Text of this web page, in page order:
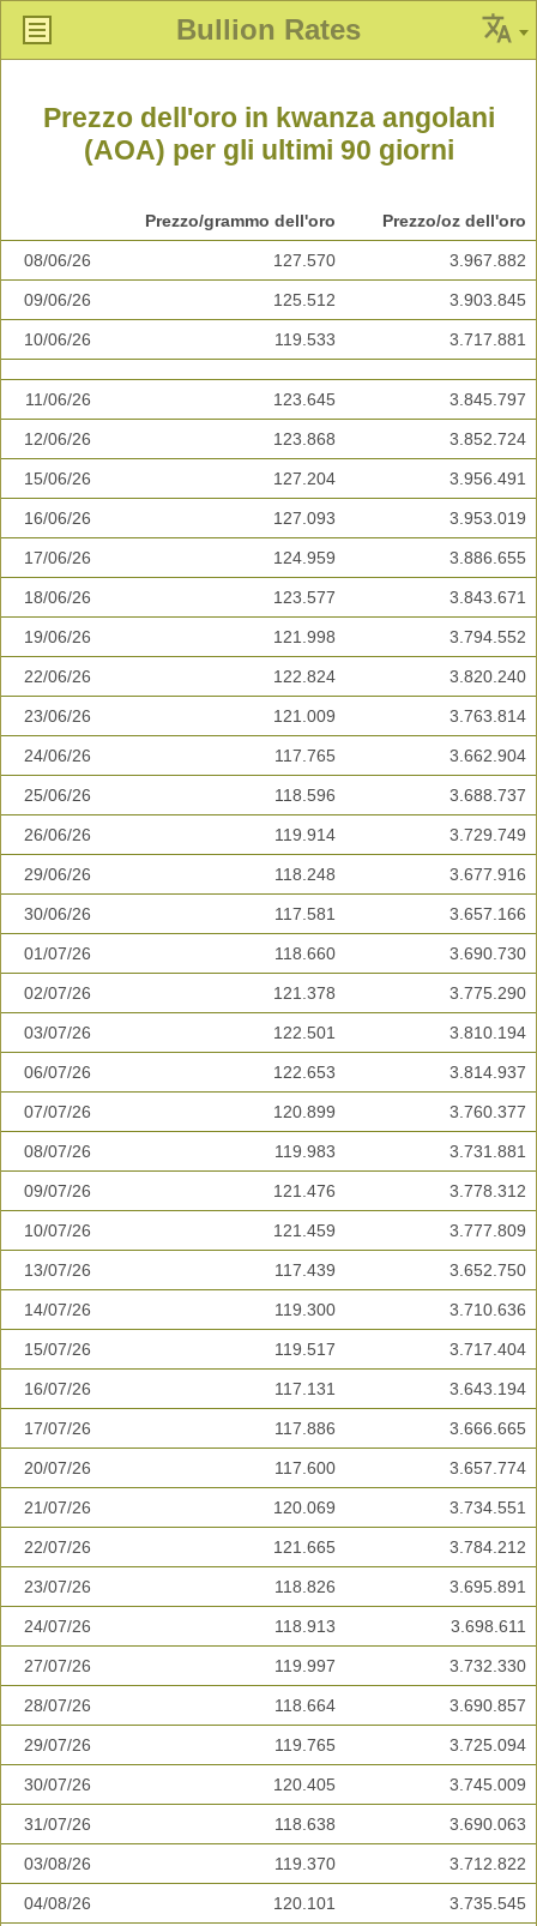
Bullion Rates
Prezzo dell'oro in kwanza angolani
(AOA) per gli ultimi 90 giorni
Prezzo/grammo dell'oro Prezzo/oz dell'oro
08/06/26 127.570 3.967.882
09/06/26 125.512 3.903.845
10/06/26 119.533 3.717.881
11/06/26 123.645 3.845.797
12/06/26 123.868 3.852.724
15/06/26 127.204 3.956.491
16/06/26 127.093 3.953.019
17/06/26 124.959 3.886.655
18/06/26 123.577 3.843.671
19/06/26 121.998 3.794.552
22/06/26 122.824 3.820.240
23/06/26 121.009 3.763.814
24/06/26 117.765 3.662.904
25/06/26 118.596 3.688.737
26/06/26 119.914 3.729.749
29/06/26 118.248 3.677.916
30/06/26 117.581 3.657.166
01/07/26 118.660 3.690.730
02/07/26 121.378 3.775.290
03/07/26 122.501 3.810.194
06/07/26 122.653 3.814.937
07/07/26 120.899 3.760.377
08/07/26 119.983 3.731.881
09/07/26 121.476 3.778.312
10/07/26 121.459 3.777.809
13/07/26 117.439 3.652.750
14/07/26 119.300 3.710.636
15/07/26 119.517 3.717.404
16/07/26 117.131 3.643.194
17/07/26 117.886 3.666.665
20/07/26 117.600 3.657.774
21/07/26 120.069 3.734.551
22/07/26 121.665 3.784.212
23/07/26 118.826 3.695.891
24/07/26 118.913 3.698.611
27/07/26 119.997 3.732.330
28/07/26 118.664 3.690.857
29/07/26 119.765 3.725.094
30/07/26 120.405 3.745.009
31/07/26 118.638 3.690.063
03/08/26 119.370 3.712.822
04/08/26 120.101 3.735.545